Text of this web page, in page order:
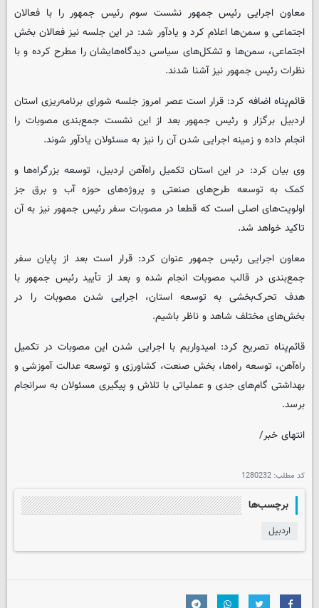
معاون اجرایی رئیس جمهور نشست سوم رئیس جمهور را با فعالان
اجتماعی و سمن‌ها اعلام کرد و یادآور شد: در این جلسه نیز فعالان بخش
اجتماعی، سمن‌ها و تشکل‌های سیاسی دیدگاه‌هایشان را مطرح کرده و با
نظرات رئیس جمهور نیز آشنا شدند.
قائم‌پناه اضافه کرد: قرار است عصر امروز جلسه شورای برنامه‌ریزی استان
اردبیل برگزار و رئیس جمهور بعد از این نشست جمع‌بندی مصوبات را
انجام داده و زمینه اجرایی شدن آن را نیز به مسئولان یادآور شوند.
وی بیان کرد: در این استان تکمیل راه‌آهن اردبیل، توسعه بزرگراه‌ها و
کمک به توسعه طرح‌های صنعتی و پروژه‌های حوزه آب و برق جز
اولویت‌های اصلی است که قطعا در مصوبات سفر رئیس جمهور نیز به آن
تاکید خواهد شد.
معاون اجرایی رئیس جمهور عنوان کرد: قرار است بعد از پایان سفر
جمع‌بندی در قالب مصوبات انجام شده و بعد از تأیید رئیس جمهور با
هدف تحرک‌بخشی به توسعه استان، اجرایی شدن مصوبات را در
بخش‌های مختلف شاهد و ناظر باشیم.
قائم‌پناه تصریح کرد: امیدواریم با اجرایی شدن این مصوبات در تکمیل
راه‌آهن، توسعه راه‌ها، بخش صنعت، کشاورزی و توسعه عدالت آموزشی و
بهداشتی گام‌های جدی و عملیاتی با تلاش و پیگیری مسئولان به سرانجام
برسد.
انتهای خبر/
کد مطلب: 1280232
برچسب‌ها
اردبیل